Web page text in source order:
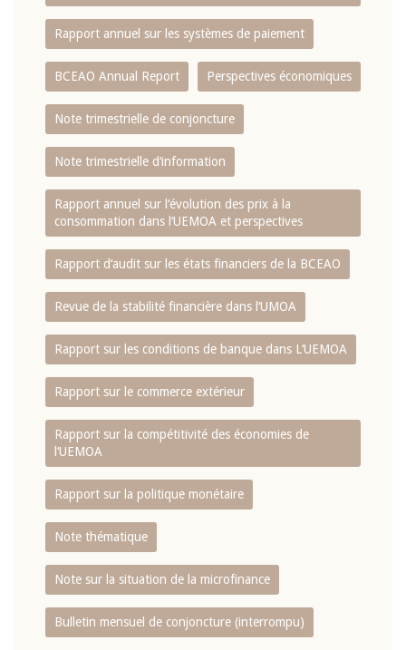
Rapport annuel sur les systèmes de paiement
BCEAO Annual Report Perspectives économiques
Note trimestrielle de conjoncture
Note trimestrielle d‘information
Rapport annuel sur l‘évolution des prix à la
consommation dans l‘UEMOA et perspectives
Rapport d‘audit sur les états financiers de la BCEAO
Revue de la stabilité financière dans l‘UMOA
Rapport sur les conditions de banque dans L‘UEMOA
Rapport sur le commerce extérieur
Rapport sur la compétitivité des économies de
l‘UEMOA
Rapport sur la politique monétaire
Note thématique
Note sur la situation de la microfinance
Bulletin mensuel de conjoncture (interrompu)